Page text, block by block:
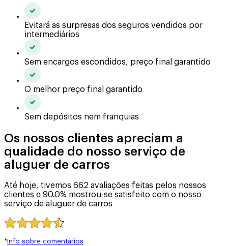
Evitará as surpresas dos seguros vendidos por
intermediários
Sem encargos escondidos, preço final garantido
O melhor preço final garantido
Sem depósitos nem franquias
Os nossos clientes apreciam a
qualidade do nosso serviço de
aluguer de carros
Até hoje, tivemos 662 avaliações feitas pelos nossos
clientes e 90.0% mostrou-se satisfeito com o nosso
serviço de aluguer de carros
*Info sobre comentários